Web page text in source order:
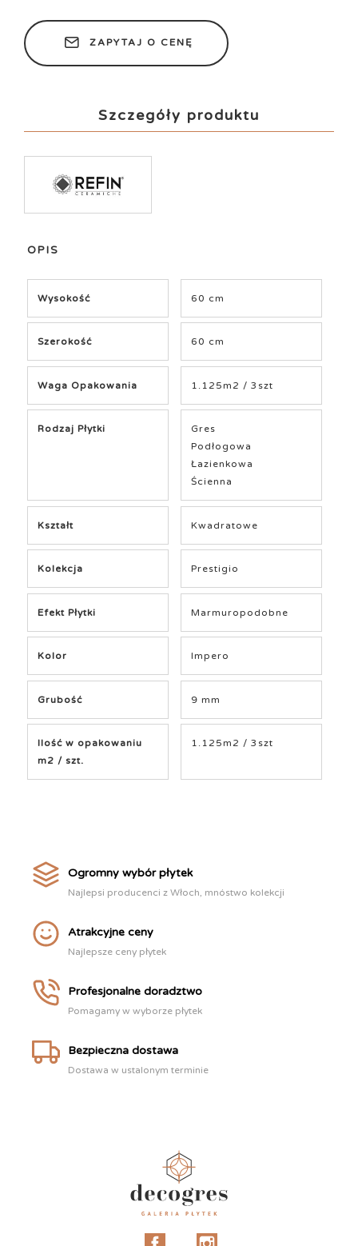
ZAPYTAJ O CENĘ
Szczegóły produktu
OPIS
Wysokość 60 cm
Szerokość 60 cm
Waga Opakowania 1.125m2 / 3szt
Rodzaj Płytki
Gres
Podłogowa
Łazienkowa
Ścienna
Kształt Kwadratowe
Kolekcja Prestigio
Efekt Płytki Marmuropodobne
Kolor Impero
Grubość 9 mm
Ilość w opakowaniu
m2 / szt.
1.125m2 / 3szt
Ogromny wybór płytek
Najlepsi producenci z Włoch, mnóstwo kolekcji
Atrakcyjne ceny
Najlepsze ceny płytek
Profesjonalne doradztwo
Pomagamy w wyborze płytek
Bezpieczna dostawa
Dostawa w ustalonym terminie
Facebook